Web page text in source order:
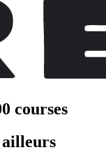
courses
ailleurs